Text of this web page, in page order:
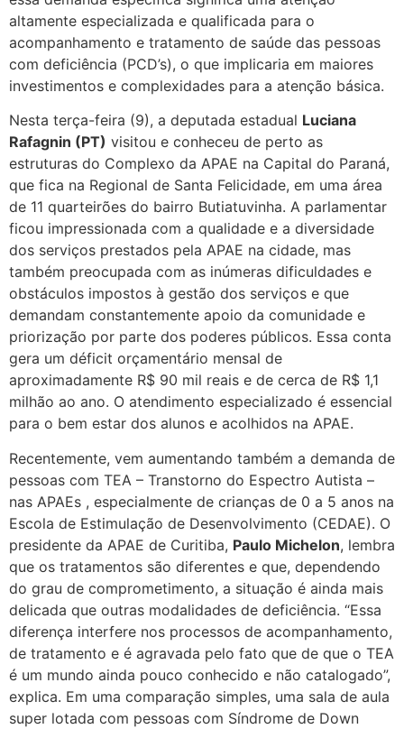
altamente especializada e qualificada para o
acompanhamento e tratamento de saúde das pessoas
com deficiência (PCD’s), o que implicaria em maiores
investimentos e complexidades para a atenção básica.
Nesta terça-feira (9), a deputada estadual Luciana
Rafagnin (PT) visitou e conheceu de perto as
estruturas do Complexo da APAE na Capital do Paraná,
que fica na Regional de Santa Felicidade, em uma área
de 11 quarteirões do bairro Butiatuvinha. A parlamentar
ficou impressionada com a qualidade e a diversidade
dos serviços prestados pela APAE na cidade, mas
também preocupada com as inúmeras dificuldades e
obstáculos impostos à gestão dos serviços e que
demandam constantemente apoio da comunidade e
priorização por parte dos poderes públicos. Essa conta
gera um déficit orçamentário mensal de
aproximadamente R$ 90 mil reais e de cerca de R$ 1,1
milhão ao ano. O atendimento especializado é essencial
para o bem estar dos alunos e acolhidos na APAE.
Recentemente, vem aumentando também a demanda de
pessoas com TEA – Transtorno do Espectro Autista –
nas APAEs , especialmente de crianças de 0 a 5 anos na
Escola de Estimulação de Desenvolvimento (CEDAE). O
presidente da APAE de Curitiba, Paulo Michelon, lembra
que os tratamentos são diferentes e que, dependendo
do grau de comprometimento, a situação é ainda mais
delicada que outras modalidades de deficiência. “Essa
diferença interfere nos processos de acompanhamento,
de tratamento e é agravada pelo fato que de que o TEA
é um mundo ainda pouco conhecido e não catalogado”,
explica. Em uma comparação simples, uma sala de aula
super lotada com pessoas com Síndrome de Down